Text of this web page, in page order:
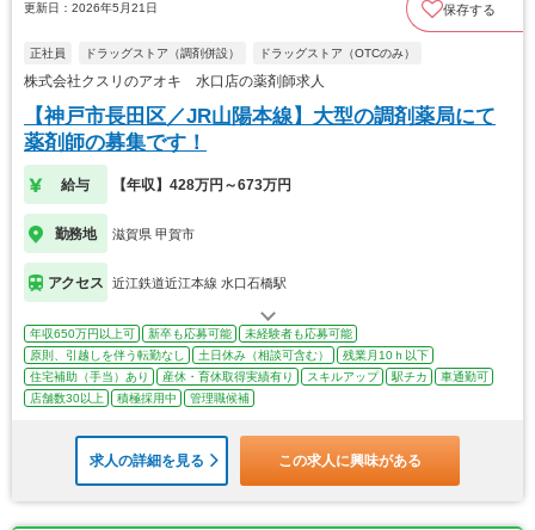
更新日：2026年5月21日 保存する
正社員 ドラッグストア（調剤併設） ドラッグストア（OTCのみ）
株式会社クスリのアオキ 水口店の薬剤師求人
【神戸市長田区／JR山陽本線】大型の調剤薬局にて
薬剤師の募集です！
給与 【年収】428万円～673万円
勤務地 滋賀県 甲賀市
アクセス 近江鉄道近江本線 水口石橋駅
年収650万円以上可 新卒も応募可能
未経験者も応募可能
原則、引越しを伴う転勤なし
土日休み（相談可含む）
残業月10ｈ以下
住宅補助（手当）あり
産休・育休取得実績有り スキルアップ 駅チカ
車通勤可
店舗数30以上
積極採用中 管理職候補
求人の詳細を見る この求人に興味がある